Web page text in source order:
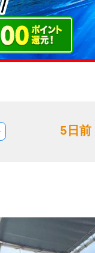
5日前